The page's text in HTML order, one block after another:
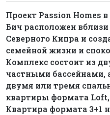
Проект Passion Homes
Бич расположен
Северного Кипра и
семейной жизни и
Комплекс состоит из
частными бассейнами,
двумя или тремя
квартиры формата
Квартира формата 3+1